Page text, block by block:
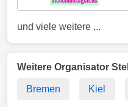
und viele weitere ...
Weitere Organisator
Bremen Kiel